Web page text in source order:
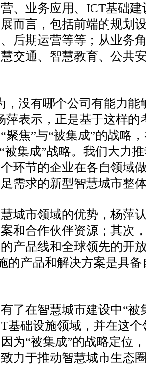
、业务应用、ICT基础
而言，包括前端的规划
后期运营等等；从业务
交通、智慧教育、公共
没有哪个公司有能力能
萍表示，正是基于这样
聚焦”与“被集成”的战略
被集成”战略。我们大力
环节的企业在各自领域
需求的新型智慧城市整
市领域的优势，杨萍认
和合作伙伴资源；其次
产品线和全球领先的开
的产品和解决方案是具
在智慧城市建设中“被
基础设施领域，并在这
为“被集成”的战略定位
力于推动智慧城市生态